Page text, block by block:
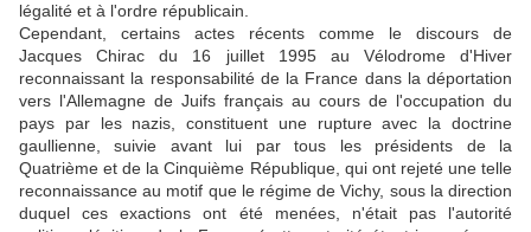
légalité et à l'ordre républicain.
Cependant, certains actes récents comme le discours de
Jacques Chirac du 16 juillet 1995 au Vélodrome d'Hiver
reconnaissant la responsabilité de la France dans la déportation
vers l'Allemagne de Juifs français au cours de l'occupation du
pays par les nazis, constituent une rupture avec la doctrine
gaullienne, suivie avant lui par tous les présidents de la
Quatrième et de la Cinquième République, qui ont rejeté une telle
reconnaissance au motif que le régime de Vichy, sous la direction
duquel ces exactions ont été menées, n'était pas l'autorité